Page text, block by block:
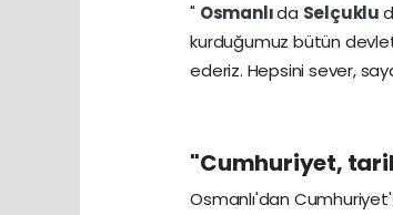
" Osmanlıda Selçuklu
kurduğumuz bütün
ederiz. Hepsini sever,
"Cumhuriyet,
Osmanlı'dan